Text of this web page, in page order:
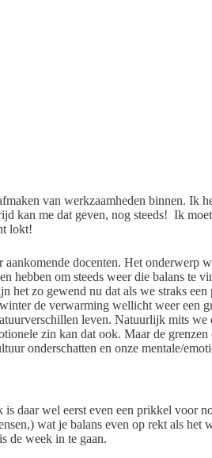
van werkzaamheden binnen. Ik
kan me dat geven, nog steeds! Ik
lokt!
docenten. Het onderwerp
hebben om steeds weer die balans te
zo gewend nu dat als we straks
de verwarming wellicht weer een
leven. Natuurlijk mits
zin kan dat ook. Maar de
onderschatten en onze mentale/
daar wel eerst even een prikkel voor
wat je balans even op rekt als het
de week in te gaan.